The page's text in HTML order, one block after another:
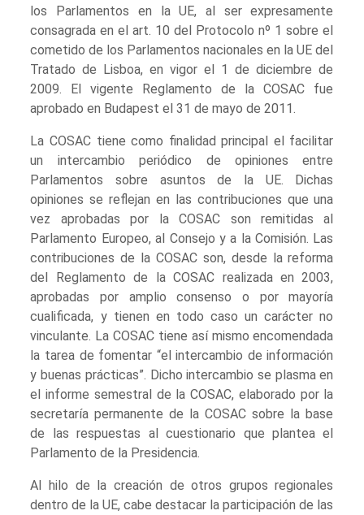
los Parlamentos en la UE, al ser expresamente
consagrada en el art. 10 del Protocolo nº 1 sobre el
cometido de los Parlamentos nacionales en la UE del
Tratado de Lisboa, en vigor el 1 de diciembre de
2009. El vigente Reglamento de la COSAC fue
aprobado en Budapest el 31 de mayo de 2011.
La COSAC tiene como finalidad principal el facilitar
un intercambio periódico de opiniones entre
Parlamentos sobre asuntos de la UE. Dichas
opiniones se reflejan en las contribuciones que una
vez aprobadas por la COSAC son remitidas al
Parlamento Europeo, al Consejo y a la Comisión. Las
contribuciones de la COSAC son, desde la reforma
del Reglamento de la COSAC realizada en 2003,
aprobadas por amplio consenso o por mayoría
cualificada, y tienen en todo caso un carácter no
vinculante. La COSAC tiene así mismo encomendada
la tarea de fomentar “el intercambio de información
y buenas prácticas”. Dicho intercambio se plasma en
el informe semestral de la COSAC, elaborado por la
secretaría permanente de la COSAC sobre la base
de las respuestas al cuestionario que plantea el
Parlamento de la Presidencia.
Al hilo de la creación de otros grupos regionales
dentro de la UE, cabe destacar la participación de las